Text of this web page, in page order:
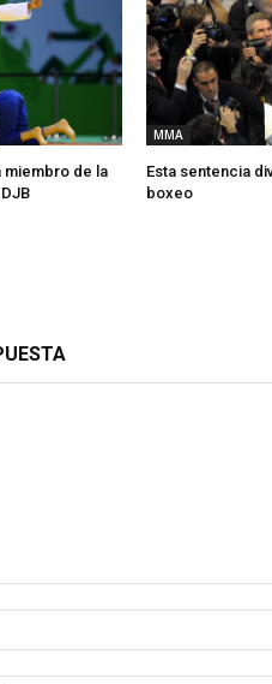
miembro de la
MMA
Esta sentencia
boxeo